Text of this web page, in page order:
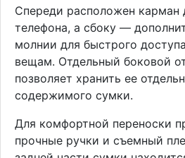
Спереди расположен карман
телефона, а сбоку —
молнии для быстрого
вещам. Отдельный боковой
позволяет хранить ее
содержимого сумки.
Для комфортной переноски
прочные ручки и съемный